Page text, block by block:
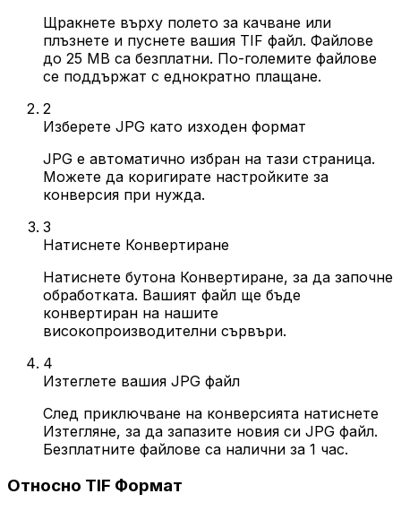
Щракнете върху полето за качване или
плъзнете и пуснете вашия TIF файл. Файлове
до 25 MB са безплатни. По-големите файлове
се поддържат с еднократно плащане.
2
Изберете JPG като изходен формат
JPG е автоматично избран на тази страница.
Можете да коригирате настройките за
конверсия при нужда.
3
Натиснете Конвертиране
Натиснете бутона Конвертиране, за да започне
обработката. Вашият файл ще бъде
конвертиран на нашите
високопроизводителни сървъри.
4
Изтеглете вашия JPG файл
След приключване на конверсията натиснете
Изтегляне, за да запазите новия си JPG файл.
Безплатните файлове са налични за 1 час.
Относно TIF Формат